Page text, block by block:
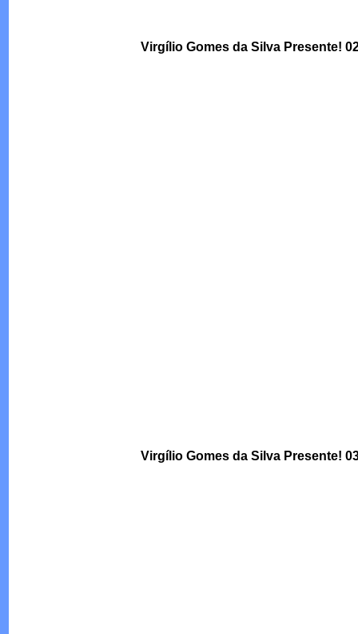
Virgílio Gomes da Silva Presente!
Virgílio Gomes da Silva Presente!